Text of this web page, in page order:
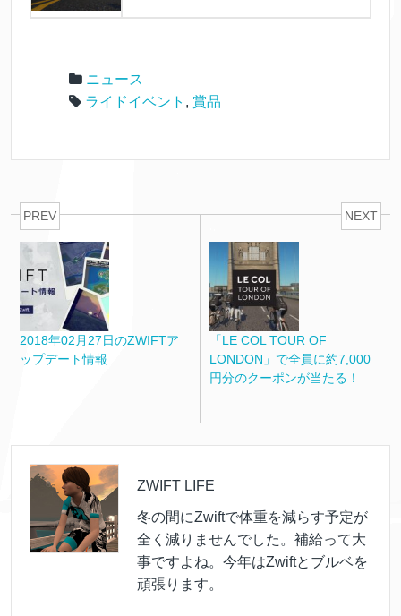
ニュース
ライドイベント , 賞品
PREV
2018年02月27日のZWIFTア
ップデート情報
NEXT
「LE COL TOUR OF
LONDON」で全員に約7,000
円分のクーポンが当たる！
ZWIFT LIFE
冬の間にZwiftで体重を減らす予定が
全く減りませんでした。補給って大
事ですよね。今年はZwiftとブルベを
頑張ります。